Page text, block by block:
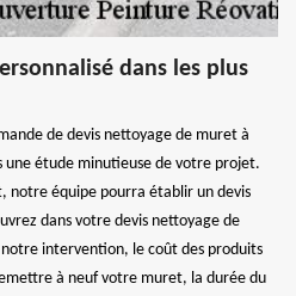
dans les plus
de devis nettoyage de muret à
une étude minutieuse de votre projet.
notre équipe pourra établir un devis
dans votre devis nettoyage de
intervention, le coût des produits
à neuf votre muret, la durée du